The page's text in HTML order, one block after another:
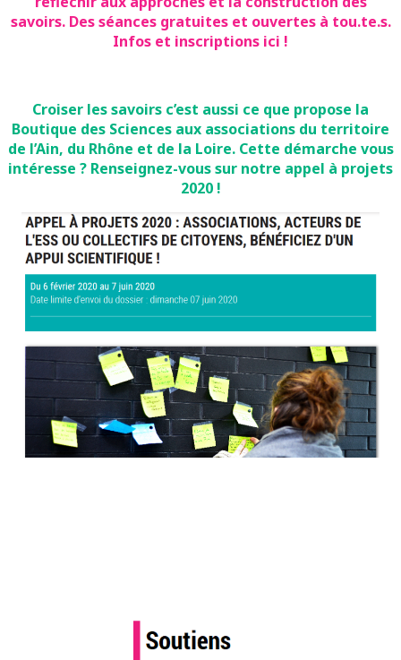
savoirs. Des séances gratuites et ouvertes à tou.te.s.
Infos et inscriptions ici !
Croiser les savoirs c’est aussi ce que propose la
Boutique des Sciences aux associations du territoire
de l’Ain, du Rhône et de la Loire. Cette démarche vous
intéresse ? Renseignez-vous sur notre appel à projets
2020 !